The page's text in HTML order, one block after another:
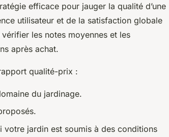
efficace pour jauger la qualité d’une
utilisateur et de la satisfaction globale
les notes moyennes et les
après achat.
qualité-prix :
du jardinage.
votre jardin est soumis à des conditions